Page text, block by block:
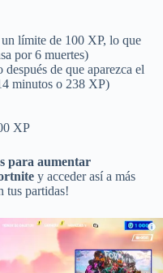
límite de 100 XP, lo que
por 6 muertes)
de que aparezca el
minutos o 238 XP)
XP
para aumentar
y acceder así a más
tus partidas!